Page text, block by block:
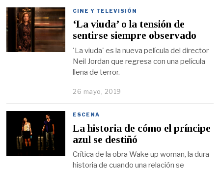
CINE Y TELEVISIÓN
‘La viuda’ o la tensión de
sentirse siempre observado
'La viuda' es la nueva película del director
Neil Jordan que regresa con una película
llena de terror.
26 mayo, 2019
ESCENA
La historia de cómo el príncipe
azul se destiñó
Crítica de la obra Wake up woman, la dura
historia de cuando una relación se